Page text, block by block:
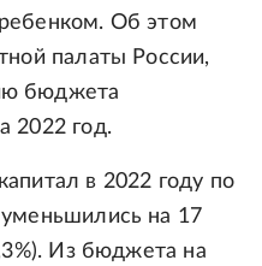
Об этом
палаты России,
бюджета
2022 год.
в 2022 году по
на 17
Из бюджета на